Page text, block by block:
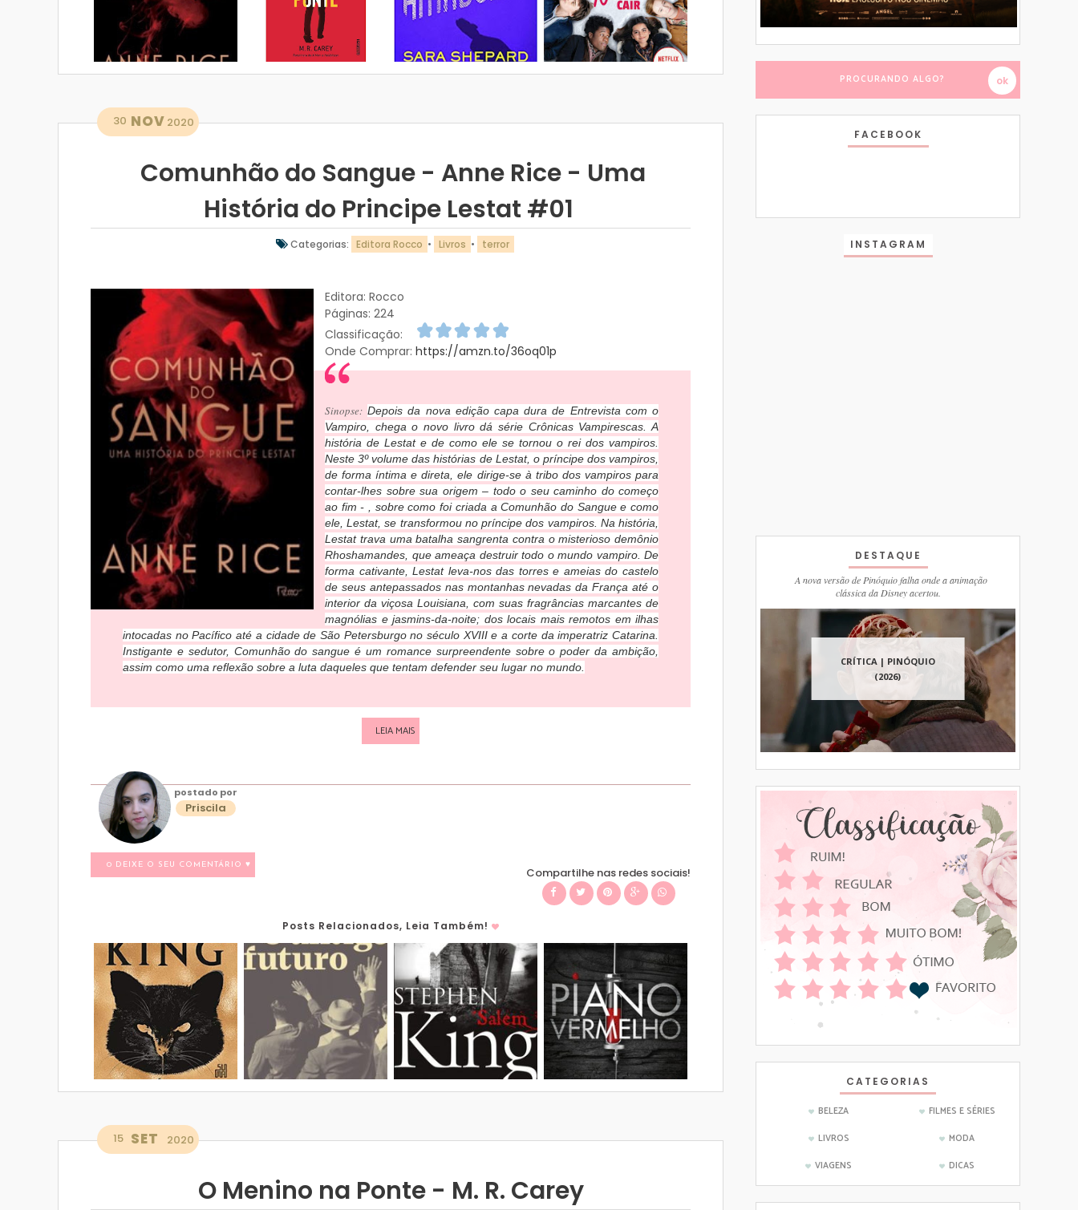
30 NOV 2020
Comunhão do Sangue - Anne Rice - Uma
História do Principe Lestat #01
Categorias: Editora Rocco • Livros • terror
Editora: Rocco
Páginas: 224
Classificação:
Onde Comprar: https://amzn.to/36oq01p
Sinopse:Depois da nova edição capa dura de Entrevista com o
Vampiro, chega o novo livro dá série Crônicas Vampirescas. A
história de Lestat e de como ele se tornou o rei dos vampiros.
Neste 3º volume das histórias de Lestat, o príncipe dos vampiros,
de forma íntima e direta, ele dirige-se à tribo dos vampiros para
contar-lhes sobre sua origem – todo o seu caminho do começo
ao fim - , sobre como foi criada a Comunhão do Sangue e como
ele, Lestat, se transformou no príncipe dos vampiros. Na história,
Lestat trava uma batalha sangrenta contra o misterioso demônio
Rhoshamandes, que ameaça destruir todo o mundo vampiro. De
forma cativante, Lestat leva-nos das torres e ameias do castelo
de seus antepassados nas montanhas nevadas da França até o
interior da viçosa Louisiana, com suas fragrâncias marcantes de
magnólias e jasmins-da-noite; dos locais mais remotos em ilhas
intocadas no Pacífico até a cidade de São Petersburgo no século XVIII e a corte da imperatriz Catarina.
Instigante e sedutor, Comunhão do sangue é um romance surpreendente sobre o poder da ambição,
assim como uma reflexão sobre a luta daqueles que tentam defender seu lugar no mundo.
LEIA MAIS
postado por
Priscila
0 DEIXE O SEU COMENTÁRIO ♥
Compartilhe nas redes sociais!
Posts Relacionados, Leia Também!
15 SET 2020
O Menino na Ponte - M. R. Carey
FACEBOOK
INSTAGRAM
DESTAQUE
CRÍTICA | PINÓQUIO
(2026)
A nova versão de Pinóquio falha onde a animação
clássica da Disney acertou.
CATEGORIAS
BELEZA
FILMES E SÉRIES
LIVROS
MODA
VIAGENS
DICAS